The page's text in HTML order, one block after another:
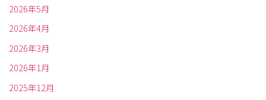
2026年5月
2026年4月
2026年3月
2026年1月
2025年12月